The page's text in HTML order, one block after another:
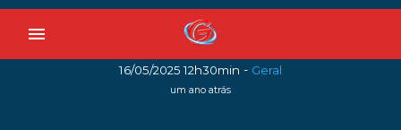
menu
16/05/2025 12h30min - Geral
um ano atrás